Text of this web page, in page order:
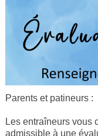
Parents et patineurs :
Les entraîneurs vous
admissible à une